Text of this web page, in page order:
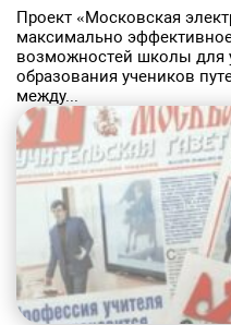
​Проект «Московская
максимально
возможностей школы для
образования учеников
между...